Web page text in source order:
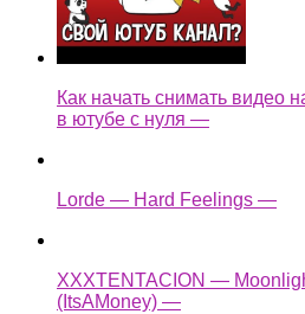
Как начать снимать видео
в ютубе с нуля —
Lorde — Hard Feelings —
XXXTENTACION —
(ItsAMoney) —